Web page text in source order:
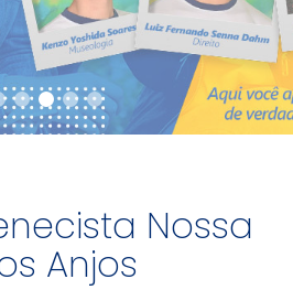
Nossa
Anjos